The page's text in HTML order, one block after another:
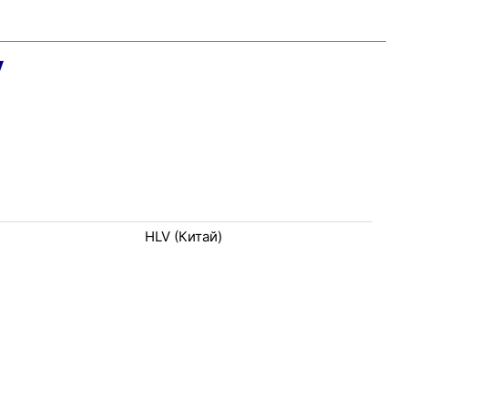
HLV (Китай)